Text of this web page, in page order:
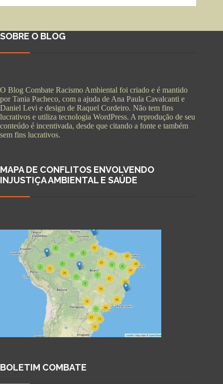
SOBRE O BLOG
O Blog Combate Racismo Ambiental foi criado e é mantido
por Tania Pacheco, com a ajuda de Ana Paula Cavalcanti e
Daniel Levi e design de Raquel Cordeiro. Não tem fins
lucrativos e utiliza tecnologia WordPress. A reprodução de seu
conteúdo é incentivada, desde que citando a fonte e também
sem fins lucrativos.
MAPA DE CONFLITOS ENVOLVENDO
INJUSTIÇA AMBIENTAL E SAÚDE
BOLETIM COMBATE